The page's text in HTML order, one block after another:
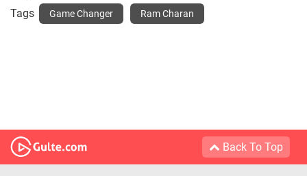
Tags Game Changer Ram Charan
Back To Top